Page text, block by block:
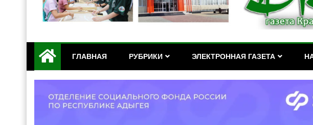
"Дружба" — газета
ГЛАВНАЯ РУБРИКИ ЭЛЕКТРОННАЯ ГАЗЕТА